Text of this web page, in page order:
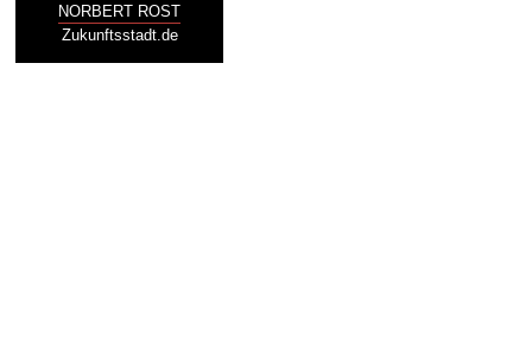
NORBERT ROST
Zukunftsstadt.de